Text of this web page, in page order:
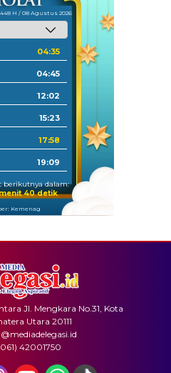
H / 08 Agustus 2026
04:35
04:45
12:02
15:23
17:58
19:09
berikutnya dalam:
40 detik
Kemenag
Jl. Mengkara No.31, Kota
Utara 20111
42001750